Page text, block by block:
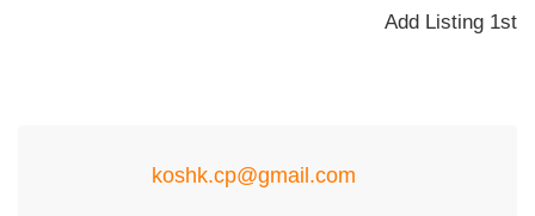
Add Listing 1st
koshk.cp@gmail.com